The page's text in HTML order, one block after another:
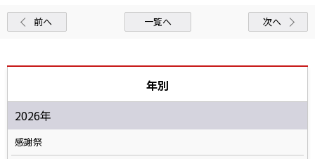
前へ 一覧へ 次へ
年別
2026年
感謝祭